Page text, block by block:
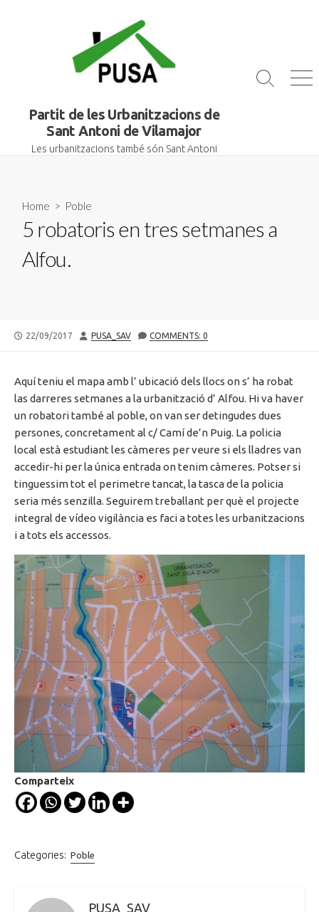
Partit de les Urbanitzacions de
Sant Antoni de Vilamajor
Les urbanitzacions també són Sant Antoni
Search
Home > Poble
5 robatoris en tres setmanes a
Alfou.
PUBLISHED
22/09/2017 AUTHOR
PUSA_SAV COMMENTS: 0
Aquí teniu el mapa amb l’ ubicació dels llocs on s’ ha robat
las darreres setmanes a la urbanització d’ Alfou. Hi va haver
un robatori també al poble, on van ser detingudes dues
persones, concretament al c/ Camí de’n Puig. La policia
local està estudiant les càmeres per veure si els lladres van
accedir-hi per la única entrada on tenim càmeres. Potser si
tinguessim tot el perimetre tancat, la tasca de la policia
seria més senzilla. Seguirem treballant per què el projecte
integral de vídeo vigilància es faci a totes les urbanitzacions
i a tots els accessos.
Comparteix
Categories: Poble
PUSA_SAV